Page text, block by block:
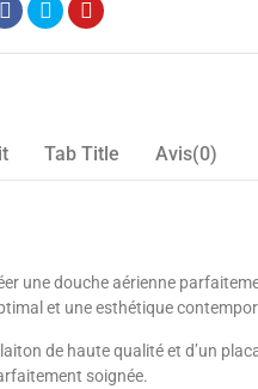
Tab Title Avis(0)
une douche aérienne
et une esthétique
de haute qualité et d’un
soignée.